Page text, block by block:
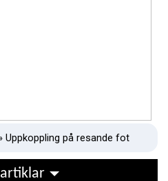
Uppkoppling på resande fot